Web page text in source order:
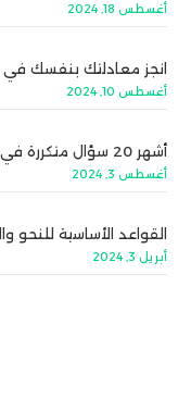
أغسطس 18, 2024
انجز معادلتك بنفسك في 3
أغسطس 10, 2024
أشهر 20 سؤال متكررة في مقابلات المعلمين
أغسطس 3, 2024
القواعد الأساسية للنحو
أبريل 3, 2024